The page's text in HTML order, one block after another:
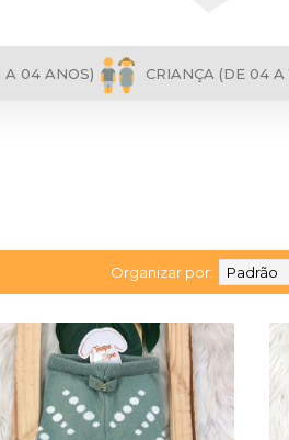
A 04 ANOS) CRIANÇA (DE 04 A
Organizar por: